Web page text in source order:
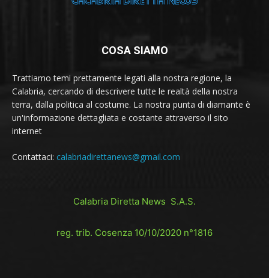
COSA SIAMO
Trattiamo temi prettamente legati alla nostra regione, la
Calabria, cercando di descrivere tutte le realtà della nostra
terra, dalla politica al costume. La nostra punta di diamante è
un'informazione dettagliata e costante attraverso il sito
internet
Contattaci: calabriadirettanews@gmail.com
Calabria Diretta News S.A.S.
reg. trib. Cosenza 10/10/2020 n°1816